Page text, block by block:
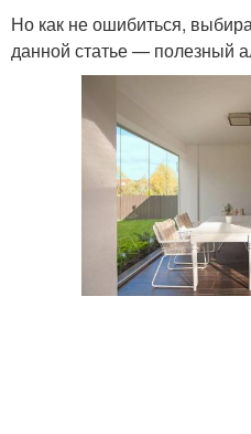
Но как не ошибиться,
данной статье — полезный